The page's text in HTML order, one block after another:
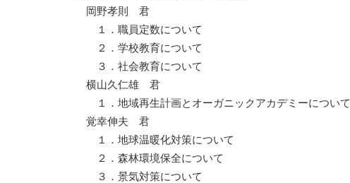
岡野孝則 君
１．職員定数について
２．学校教育について
３．社会教育について
横山久仁雄 君
１．地域再生計画とオーガニックアカデミーについて
覚幸伸夫 君
１．地球温暖化対策について
２．森林環境保全について
３．景気対策について